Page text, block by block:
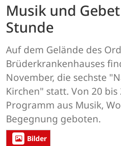
Musik und
Stunde
Auf dem Gelände des
Brüderkrankenhauses
November, die sechste
Kirchen" statt. Von 20
Programm aus Musik,
Begegnung geboten.
Bilder